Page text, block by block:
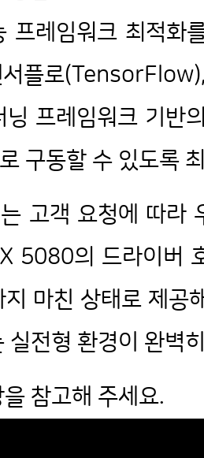
프레임워크 최적화
플로
닝 프레임워크 기
구동할 수 있도록
고객 요청에 따
5080의 드라이버
마친 상태로 제공
실전형 환경이 완벽
참고해 주세요.